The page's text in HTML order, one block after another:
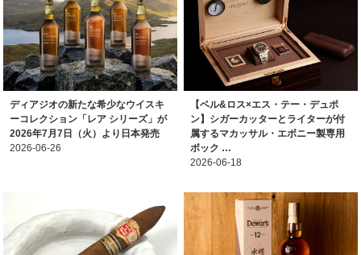
ディアジオの新たな希少なウイスキ
ーコレクション「レア シリーズ」が
2026年7月7日（火）より日本発売
2026-06-26
【ベル&ロス×エス・テー・デュポ
ン】シガーカッターとライターが付
属するマカッサル・エボニー製専用
ボック …
2026-06-18